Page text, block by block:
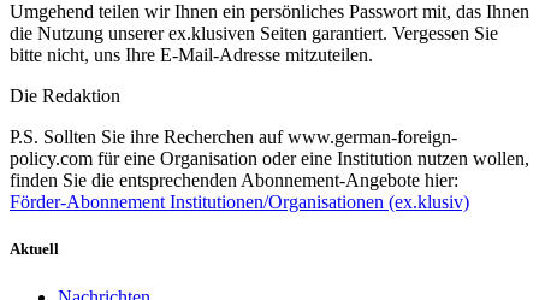
Umgehend teilen wir Ihnen ein persönliches Passwort mit, das Ihnen
die Nutzung unserer ex.klusiven Seiten garantiert. Vergessen Sie
bitte nicht, uns Ihre E-Mail-Adresse mitzuteilen.
Die Redaktion
P.S. Sollten Sie ihre Recherchen auf www.german-foreign-
policy.com für eine Organisation oder eine Institution nutzen wollen,
finden Sie die entsprechenden Abonnement-Angebote hier:
Förder-Abonnement Institutionen/Organisationen (ex.klusiv)
Aktuell